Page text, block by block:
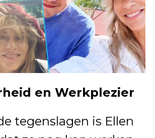
en Werkplezier
tegenslagen is Ellen